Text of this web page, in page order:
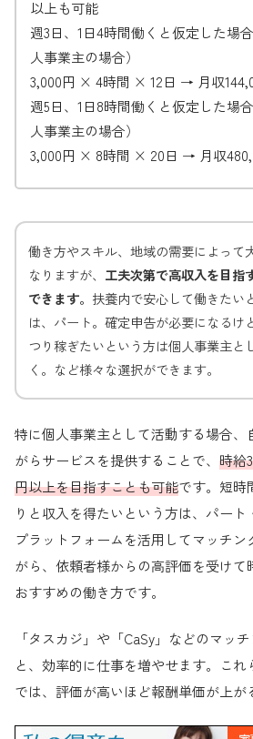
以上も可能
週3日、1日4時間働くと仮定した場
人事業主の場合）
3,000円 × 4時間 × 12日 → 月収
週5日、1日8時間働くと仮定した場
人事業主の場合）
3,000円 × 8時間 × 20日 → 月収
働き方やスキル、地域の需要によって
なりますが、 工夫次第で高収入を目指
できます。 扶養内で安心して働きたい
は、パート。確定申告が必要になるけ
つり稼ぎたいという方は個人事業主と
く。など様々な選択ができます。
特に個人事業主として活動する場合、
がらサービスを提供することで、 時給
円以上を目指すことも可能です。短時
りと収入を得たいという方は、パート
プラットフォームを活用してマッチ
がら、依頼者様からの高評価を受け
おすすめの働き方です。
「タスカジ」や「CaSy」などのマッ
と、効率的に仕事を増やせます。これ
では、評価が高いほど報酬単価が上が